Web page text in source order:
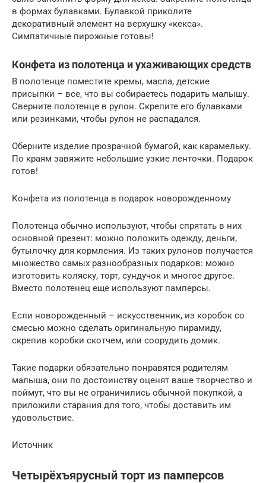
в формах булавками. Булавкой приколите
декоративный элемент на верхушку «кекса».
Симпатичные пирожные готовы!
Конфета из полотенца и ухаживающих средств
В полотенце поместите кремы, масла, детские
присыпки – все, что вы собираетесь подарить малышу.
Сверните полотенце в рулон. Скрепите его булавками
или резинками, чтобы рулон не распадался.
Оберните изделие прозрачной бумагой, как карамельку.
По краям завяжите небольшие узкие ленточки. Подарок
готов!
Конфета из полотенца в подарок новорожденному
Полотенца обычно используют, чтобы спрятать в них
основной презент: можно положить одежду, деньги,
бутылочку для кормления. Из таких рулонов получается
множество самых разнообразных подарков: можно
изготовить коляску, торт, сундучок и многое другое.
Вместо полотенец еще используют памперсы.
Если новорожденный – искусственник, из коробок со
смесью можно сделать оригинальную пирамиду,
скрепив коробки скотчем, или соорудить домик.
Такие подарки обязательно понравятся родителям
малыша, они по достоинству оценят ваше творчество и
поймут, что вы не ограничились обычной покупкой, а
приложили старания для того, чтобы доставить им
удовольствие.
Источник
Четырёхъярусный торт из памперсов